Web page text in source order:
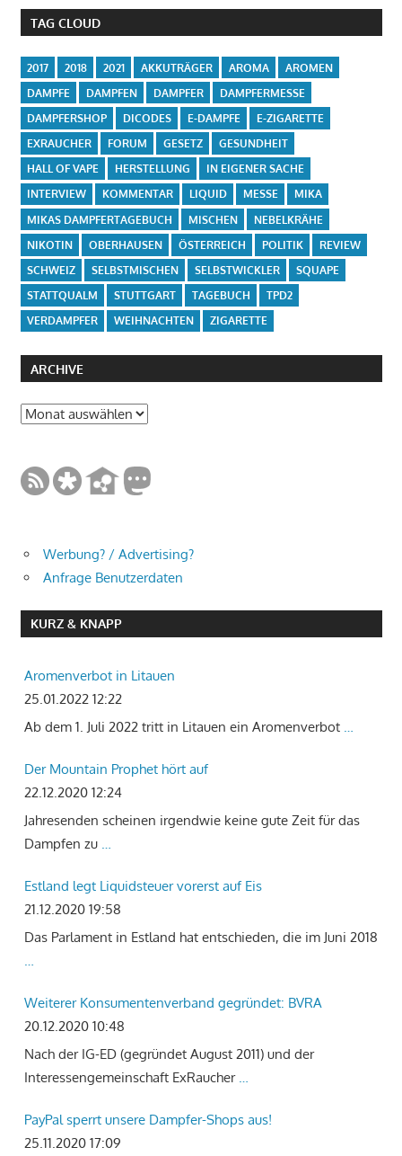
TAG CLOUD
2017 2018 2021 AKKUTRÄGER AROMA
AROMEN
DAMPFE
DAMPFEN DAMPFER
DAMPFERMESSE
DAMPFERSHOP
DICODES E-DAMPFE
E-ZIGARETTE
EXRAUCHER
FORUM GESETZ
GESUNDHEIT
HALL OF VAPE
HERSTELLUNG
IN EIGENER SACHE
INTERVIEW
KOMMENTAR LIQUID MESSE
MIKA
MIKAS DAMPFERTAGEBUCH
MISCHEN
NEBELKRÄHE
NIKOTIN
OBERHAUSEN ÖSTERREICH POLITIK
REVIEW
SCHWEIZ
SELBSTMISCHEN SELBSTWICKLER
SQUAPE
STATTQUALM
STUTTGART TAGEBUCH
TPD2
VERDAMPFER
WEIHNACHTEN ZIGARETTE
ARCHIVE
Archive
Werbung? / Advertising?
Anfrage Benutzerdaten
KURZ & KNAPP
Aromenverbot in Litauen
25.01.2022 12:22
Ab dem 1. Juli 2022 tritt in Litauen ein Aromenverbot …
Der Mountain Prophet hört auf
22.12.2020 12:24
Jahresenden scheinen irgendwie keine gute Zeit für das
Dampfen zu …
Estland legt Liquidsteuer vorerst auf Eis
21.12.2020 19:58
Das Parlament in Estland hat entschieden, die im Juni 2018
…
Weiterer Konsumentenverband gegründet: BVRA
20.12.2020 10:48
Nach der IG-ED (gegründet August 2011) und der
Interessengemeinschaft ExRaucher …
PayPal sperrt unsere Dampfer-Shops aus!
25.11.2020 17:09